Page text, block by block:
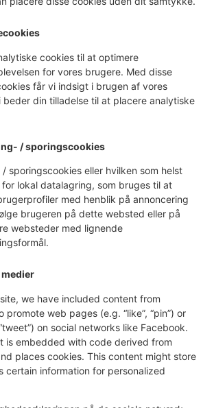
cookies til at optimere
for vores brugere. Med disse
får vi indsigt i brugen af ​​vores
beder din tilladelse til at placere analytiske
/ sporingscookies
sporingscookies eller hvilken som helst
lokal datalagring, som bruges til at
med henblik på annoncering
brugeren på dette websted eller på
websteder med lignende
medier
we have included content from
promote web pages (e.g. “like”, “pin”) or
on social networks like Facebook.
is embedded with code derived from
places cookies. This content might store
certain information for personalized